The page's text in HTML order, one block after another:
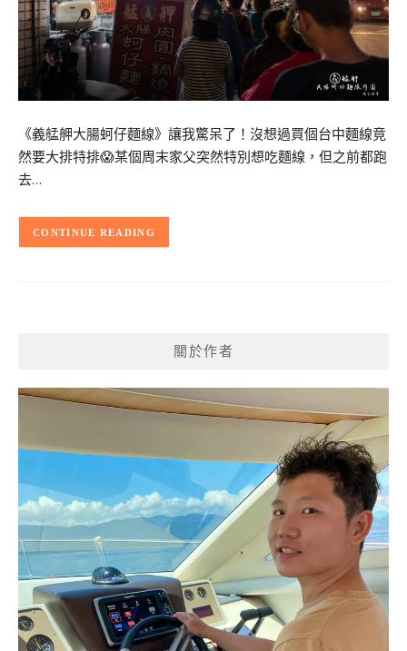
《義艋舺大腸蚵仔麵線》讓我驚呆了！沒想過買個台中麵線竟
然要大排特排😱某個周末家父突然特別想吃麵線，但之前都跑
去…
CONTINUE READING
關於作者